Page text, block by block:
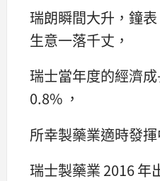
瑞朗瞬間大升，鐘
生意一落千丈，
瑞士當年度的經濟
0.8% ，
所幸製藥業適時發
瑞士製藥業 2016 年